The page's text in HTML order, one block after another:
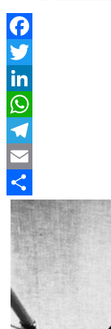
Facebook
Twitter
LinkedIn
WhatsApp
Telegram
Email
Compartir